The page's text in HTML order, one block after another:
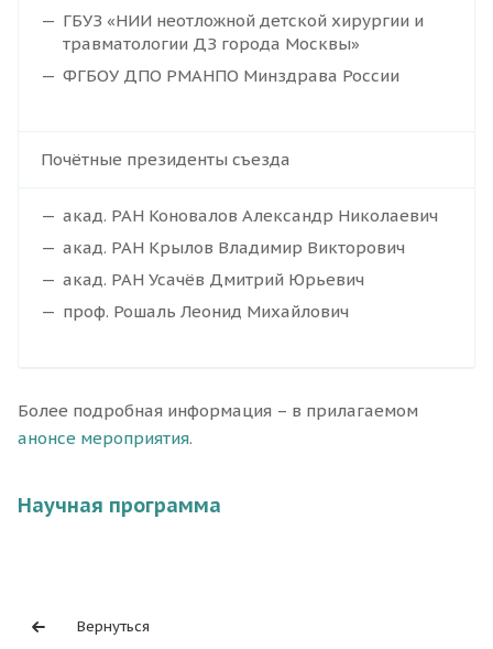
ГБУЗ «НИИ неотложной детской хирургии и
травматологии ДЗ города Москвы»
ФГБОУ ДПО РМАНПО Минздрава России
Почётные президенты съезда
акад. РАН Коновалов Александр Николаевич
акад. РАН Крылов Владимир Викторович
акад. РАН Усачёв Дмитрий Юрьевич
проф. Рошаль Леонид Михайлович
Более подробная информация – в прилагаемом
анонсе мероприятия.
Научная программа
Вернуться